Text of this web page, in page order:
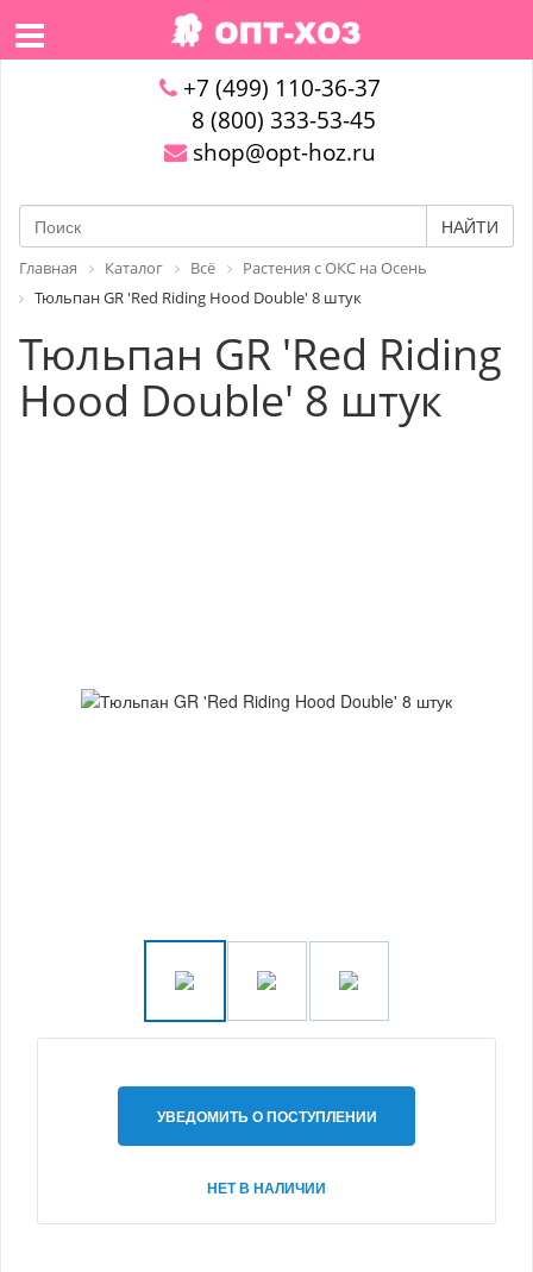
+7 (499) 110-36-37
8 (800) 333-53-45
shop@opt-hoz.ru
НАЙТИ
Главная Каталог Всё
Растения с ОКС на Осень
Тюльпан GR 'Red Riding Hood Double' 8 штук
Тюльпан GR 'Red Riding
Hood Double' 8 штук
УВЕДОМИТЬ О ПОСТУПЛЕНИИ
НЕТ В НАЛИЧИИ